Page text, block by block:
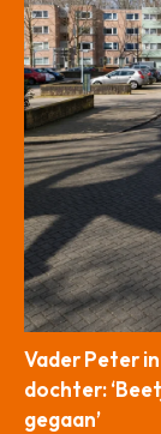
Vader Peter
dochter:
gegaan’